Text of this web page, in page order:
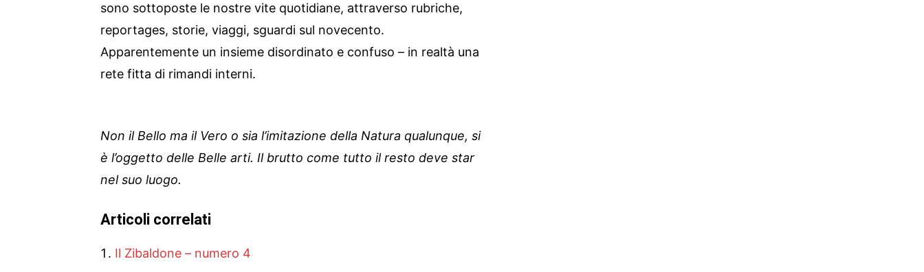
sono sottoposte le nostre vite quotidiane, attraverso rubriche,
reportages, storie, viaggi, sguardi sul novecento.
Apparentemente un insieme disordinato e confuso – in realtà una
rete fitta di rimandi interni.
Non il Bello ma il Vero o sia l’imitazione della Natura qualunque, si
è l’oggetto delle Belle arti. Il brutto come tutto il resto deve star
nel suo luogo.
Articoli correlati
Il Zibaldone – numero 4